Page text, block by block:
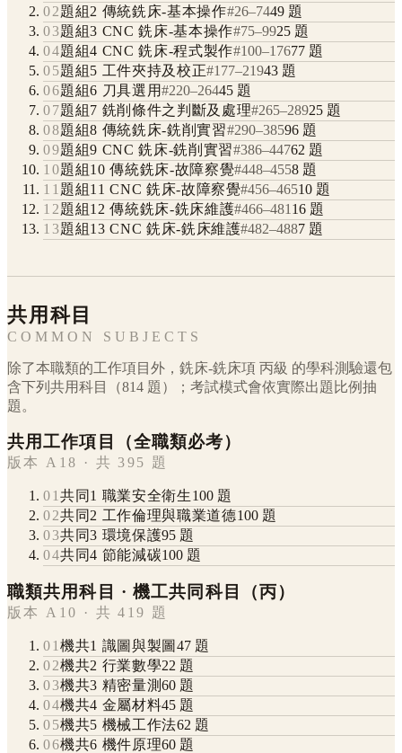
02題組2 傳統銑床-基本操作#26–7449題
03題組3 CNC 銑床-基本操作#75–9925題
04題組4 CNC 銑床-程式製作#100–17677題
05題組5 工件夾持及校正#177–21943 題
06題組6 刀具選用#220–26445 題
07題組7 銑削條件之判斷及處理#265–28925 題
08題組8 傳統銑床-銑削實習#290–38596題
09題組9 CNC 銑床-銑削實習#386–44762 題
10題組10 傳統銑床-故障察覺#448–4558 題
11 題組11 CNC 銑床-故障察覺#456–46510 題
12題組12 傳統銑床-銑床維護#466–481 16 題
13題組13 CNC 銑床-銑床維護#482–4887 題
共用科目
COMMON SUBJECTS
除了本職類的工作項目外， 銑床-銑床項 丙級 的學科測驗還包
含下列共用科目（814 題）；考試模式會依實際出題比例抽
題。
共用工作項目（全職類必考）
版本 A18 · 共 395 題
01共同1 職業安全衛生100題
02共同2 工作倫理與職業道德100題
03共同3 環境保護95 題
04共同4 節能減碳100 題
職類共用科目 · 機工共同科目（丙）
版本 A10 · 共 419 題
01機共1 識圖與製圖 47題
02機共2 行業數學22 題
03機共3 精密量測60 題
04機共4 金屬材料45 題
05機共5 機械工作法62 題
06機共6 機件原理60 題